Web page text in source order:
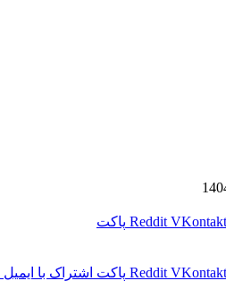
Reddit پاکت
Reddit پاکت اشتراک با ایمیل